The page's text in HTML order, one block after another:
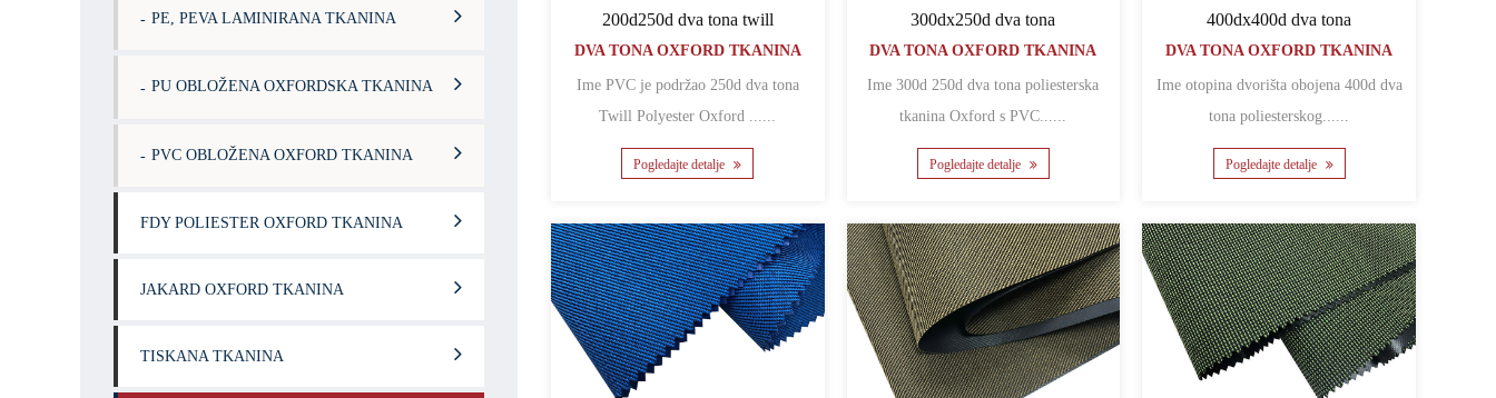
PE, PEVA LAMINIRANA TKANINA
PU OBLOŽENA OXFORDSKA TKANINA
PVC OBLOŽENA OXFORD TKANINA
FDY POLIESTER OXFORD TKANINA
JAKARD OXFORD TKANINA
TISKANA TKANINA
200d250d dva tona twill
DVA TONA OXFORD TKANINA
Ime PVC je podržao 250d dva tona
Twill Polyester Oxford ......
Pogledajte detalje
300dx250d dva tona
DVA TONA OXFORD TKANINA
Ime 300d 250d dva tona poliesterska
tkanina Oxford s PVC......
Pogledajte detalje
400dx400d dva tona
DVA TONA OXFORD TKANINA
Ime otopina dvorišta obojena 400d dva
tona poliesterskog......
Pogledajte detalje